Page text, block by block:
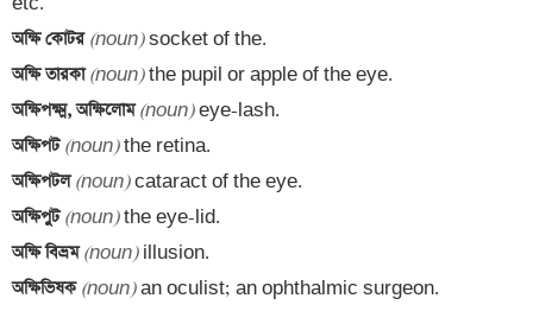
অক্ষি কোটর (noun)
অক্ষি তারকা (noun)
অক্ষিপক্ষ্ম, অক্ষিলোম (noun)
অক্ষিপট (noun)
অক্ষিপটল (noun)
অক্ষিপুট (noun)
অক্ষি বিভ্রম (noun)
অক্ষিভিষক (noun)